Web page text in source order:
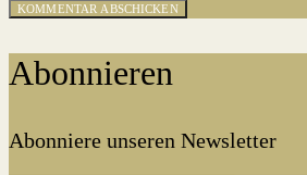
Abonnieren
Abonniere unseren Newsletter